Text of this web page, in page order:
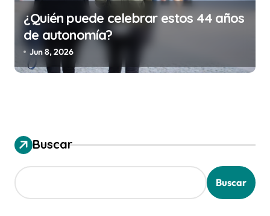
¿Quién puede celebrar estos 44 años
de autonomía?
Jun 8, 2026
Buscar
Buscar